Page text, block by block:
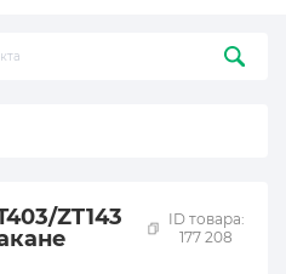
ZT143
ID товара:
177 208